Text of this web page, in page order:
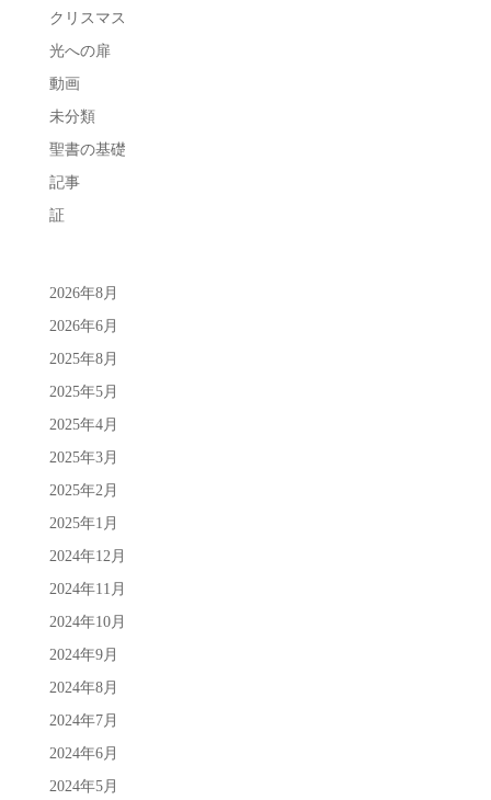
クリスマス
光への扉
動画
未分類
聖書の基礎
記事
証
2026年8月
2026年6月
2025年8月
2025年5月
2025年4月
2025年3月
2025年2月
2025年1月
2024年12月
2024年11月
2024年10月
2024年9月
2024年8月
2024年7月
2024年6月
2024年5月